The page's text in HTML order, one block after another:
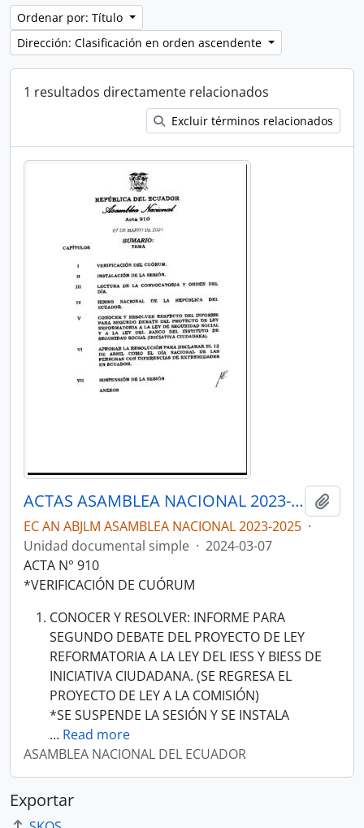
Ordenar por: Título
Dirección: Clasificación en orden ascendente
1 resultados directamente relacionados
Excluir términos relacionados
ACTAS ASAMBLEA NACIONAL 2023-2025
EC AN ABJLM ASAMBLEA NACIONAL 2023-2025 ·
Unidad documental simple · 2024-03-07
ACTA N° 910
*VERIFICACIÓN DE CUÓRUM
CONOCER Y RESOLVER: INFORME PARA
SEGUNDO DEBATE DEL PROYECTO DE LEY
REFORMATORIA A LA LEY DEL IESS Y BIESS DE
INICIATIVA CIUDADANA. (SE REGRESA EL
PROYECTO DE LEY A LA COMISIÓN)
*SE SUSPENDE LA SESIÓN Y SE INSTALA
… Read more
ASAMBLEA NACIONAL DEL ECUADOR
Exportar